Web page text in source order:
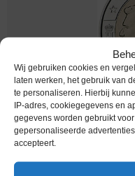
Wij gebruiken cookies en
laten werken, het gebruik van
te personaliseren. Hierbij
IP-adres, cookiegegevens en
gegevens worden gebruikt
gepersonaliseerde
accepteert.
Euromunten /